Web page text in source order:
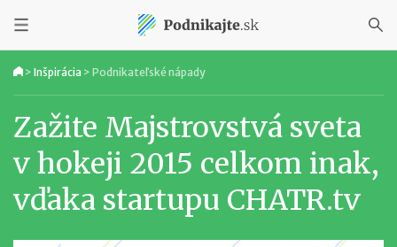
> Inšpirácia > Podnikateľské nápady
Zažite Majstrovstvá sveta
v hokeji 2015 celkom inak,
vďaka startupu CHATR.tv